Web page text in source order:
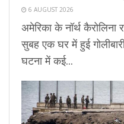
6 AUGUST 2026
अमेरिका के नॉर्थ
सुबह एक घर में हुई
घटना में कई...